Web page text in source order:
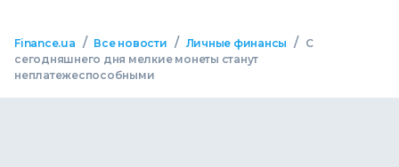
Finance.ua / Все новости / Личные финансы /
С
сегодняшнего дня мелкие монеты станут
неплатежеспособными